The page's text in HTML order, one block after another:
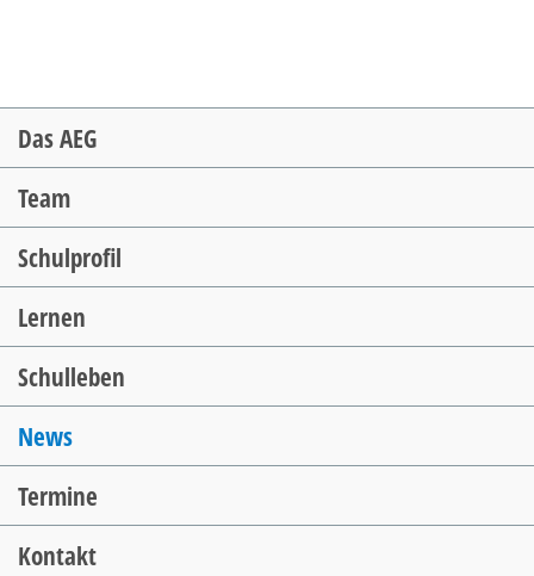
Navigation
überspringen
Das AEG
Team
Schulprofil
Lernen
Schulleben
News
Termine
Kontakt